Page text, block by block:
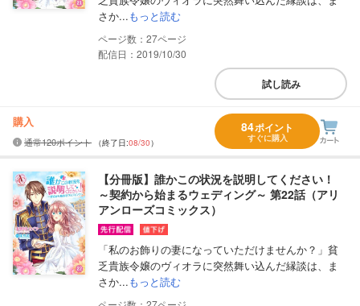
さか...もっと読む
27
配信日：2019/10/30
試し読み
購入
通常120ポイント （終了日:08/30）
84ポイント
すぐに購入
【分冊版】誰かこの状況を説明してください！
～契約から始まるウェディング～ 第22話（アリ
アンローズコミックス）
「私のお飾りの妻になっていただけませんか？」貧
乏貴族令嬢のヴィオラに突然舞い込んだ縁談は、ま
さか...もっと読む